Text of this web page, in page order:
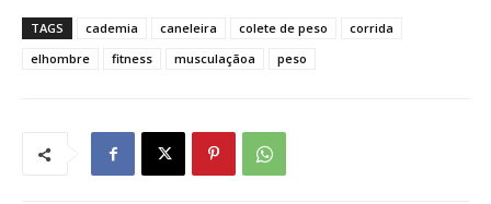
TAGS cademia caneleira colete de peso
corrida
elhombre
fitness musculaçãoa peso